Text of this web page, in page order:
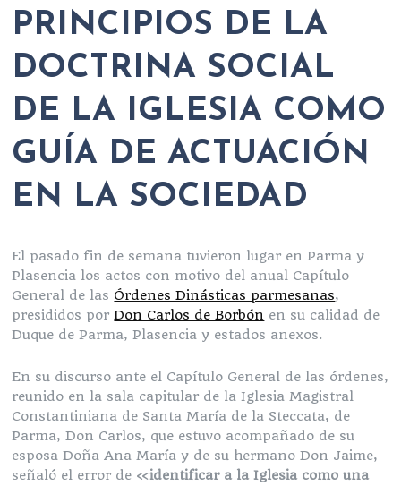
PRINCIPIOS DE LA
DOCTRINA SOCIAL
DE LA IGLESIA COMO
GUÍA DE ACTUACIÓN
EN LA SOCIEDAD
El pasado fin de semana tuvieron lugar en Parma y
Plasencia los actos con motivo del anual Capítulo
General de las Órdenes Dinásticas parmesanas,
presididos porDon Carlos de Borbón en su calidad de
Duque de Parma, Plasencia y estados anexos.
En su discurso ante el Capítulo General de las órdenes,
reunido en la sala capitular de la Iglesia Magistral
Constantiniana de Santa María de la Steccata, de
Parma, Don Carlos, que estuvo acompañado de su
esposa Doña Ana María y de su hermano Don Jaime,
señaló el error de «identificar a la Iglesia como una